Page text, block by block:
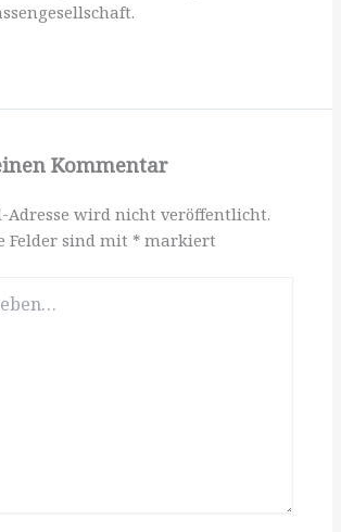
Kommentar
Adresse wird nicht veröffentlicht.
Felder sind mit * markiert